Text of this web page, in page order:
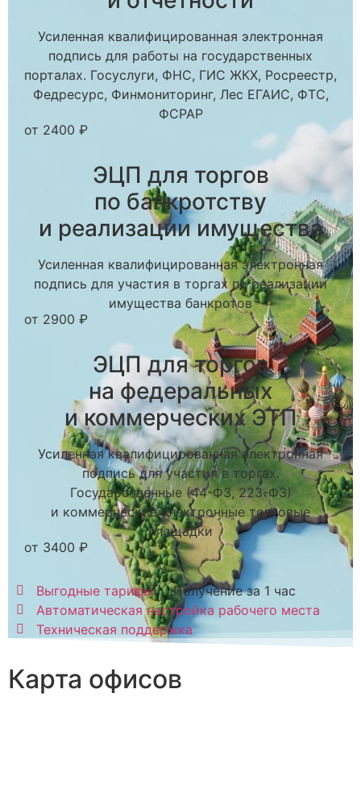
Усиленная квалифицированная электронная
подпись для работы на государственных
порталах. Госуслуги, ФНС, ГИС ЖКХ, Росреестр,
Федресурс, Финмониторинг, Лес ЕГАИС, ФТС,
ФСРАР
от 2400 ₽
ЭЦП для торгов
по банкротству
и реализации имущества
Усиленная квалифицированная электронная
подпись для участия в торгах по реализации
имущества банкротов
от 2900 ₽
ЭЦП для торгов
на федеральных
и коммерческих ЭТП
Усиленная квалифицированная электронная
подпись для участия в торгах.
Государственные (44-ФЗ, 223-ФЗ)
и коммерческие электронные торговые
площадки
от 3400 ₽
Выгодные тарифы
Получение за 1 час
Автоматическая настройка рабочего места
Техническая поддержка
Карта офисов